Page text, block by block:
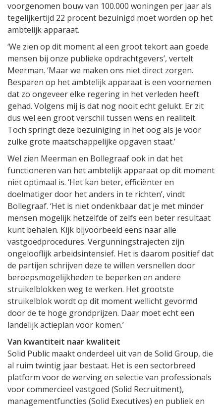
voorgenomen bouw van 100.000 woningen per jaar als
tegelijkertijd 22 procent bezuinigd moet worden op het
ambtelijk apparaat.
‘We zien op dit moment al een groot tekort aan goede
mensen bij onze publieke opdrachtgevers’, vertelt
Meerman. ‘Maar we maken ons niet direct zorgen.
Besparen op het ambtelijk apparaat is een voornemen
dat zo ongeveer elke regering in het verleden heeft
gehad. Volgens mij is dat nog nooit echt gelukt. Er zit
dus wel een groot verschil tussen wens en realiteit.
Toch springt deze bezuiniging in het oog als je voor
zulke grote maatschappelijke opgaven staat.’
Wel zien Meerman en Bollegraaf ook in dat het
functioneren van het ambtelijk apparaat op dit moment
niet optimaal is. ‘Het kan beter, efficiënter en
doelmatiger door het anders in te richten’, vindt
Bollegraaf. ‘Het is niet ondenkbaar dat je met minder
mensen mogelijk hetzelfde of zelfs een beter resultaat
kunt behalen. Kijk bijvoorbeeld eens naar alle
vastgoedprocedures. Vergunningstrajecten zijn
ongelooflijk arbeidsintensief. Het is daarom positief dat
de partijen schrijven deze te willen versnellen door
beroepsmogelijkheden te beperken en andere
struikelblokken weg te werken. Het grootste
struikelblok wordt op dit moment wellicht gevormd
door de te hoge grondprijzen. Daar moet echt een
landelijk actieplan voor komen.’
Van kwantiteit naar kwaliteit
Solid Public maakt onderdeel uit van de Solid Group, die
al ruim twintig jaar bestaat. Het is een sectorbreed
platform voor de werving en selectie van professionals
voor commercieel vastgoed (Solid Recruitment),
managementfuncties (Solid Executives) en publiek en